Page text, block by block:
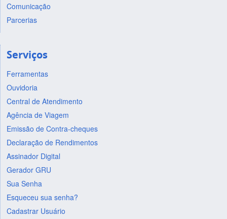
Comunicação
Parcerias
Serviços
Ferramentas
Ouvidoria
Central de Atendimento
Agência de Viagem
Emissão de Contra-cheques
Declaração de Rendimentos
Assinador Digital
Gerador GRU
Sua Senha
Esqueceu sua senha?
Cadastrar Usuário